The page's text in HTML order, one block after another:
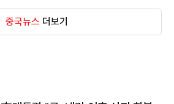
중국뉴스 더보기